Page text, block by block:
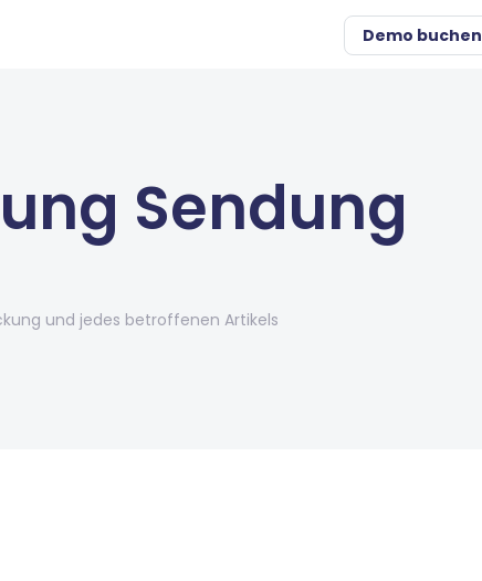
Demo buchen
Sendung
und jedes betroffenen Artikels